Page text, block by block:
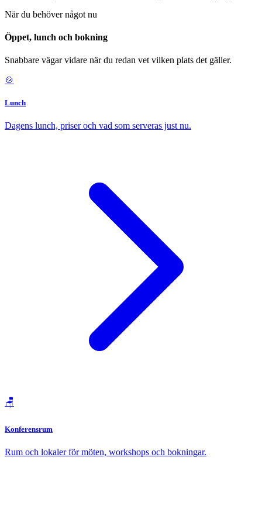
När du behöver något nu
Öppet, lunch och bokning
Snabbare vägar vidare när du redan vet vilken plats det gäller.
🍲
Lunch
Dagens lunch, priser och vad som serveras just nu.
🪑
Konferensrum
Rum och lokaler för möten, workshops och bokningar.